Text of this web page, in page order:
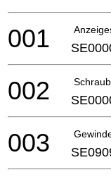
001
002
003